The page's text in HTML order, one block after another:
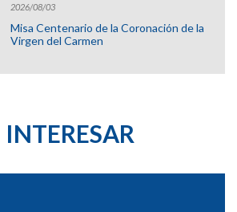
2026/08/03
Misa Centenario de la Coronación de la
Virgen del Carmen